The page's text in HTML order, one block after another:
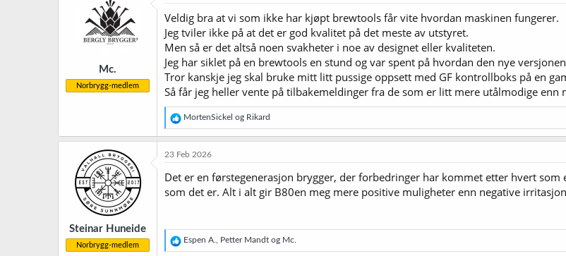
Mc.
Norbrygg-medlem
Veldig bra at vi som ikke har kjøpt brewtools får vite hvordan maskinen fungerer.
Jeg tviler ikke på at det er god kvalitet på det meste av utstyret.
Men så er det altså noen svakheter i noe av designet eller kvaliteten.
Jeg har siklet på en brewtools en stund og var spent på hvordan den nye
Tror kanskje jeg skal bruke mitt litt pussige oppsett med GF kontrollboks på en
Så får jeg heller vente på tilbakemeldinger fra de som er litt mere utålmodige
R
e
a
k
o
n
:
MortenSickel og Rikard
Steinar Huneide
Norbrygg-medlem
23 Feb 2026
Det er en førstegenerasjon brygger, der forbedringer har kommet etter hvert
som det er. Alt i alt gir B80en meg mere positive muligheter enn negative
R
e
Espen A. Petter Mandt og Mc.